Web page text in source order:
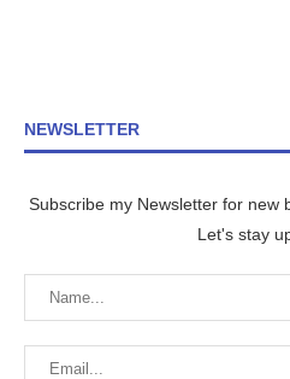
NEWSLETTER
Subscribe my Newsletter for new
Let's stay